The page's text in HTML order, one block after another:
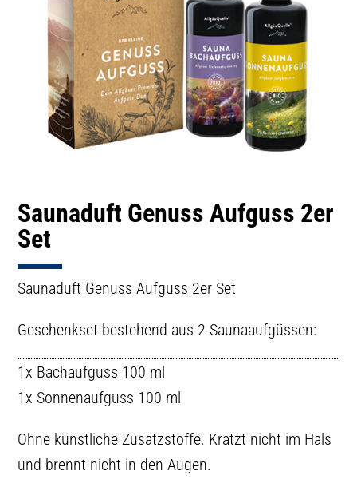
Saunaduft Genuss Aufguss 2er
Set
Saunaduft Genuss Aufguss 2er Set
Geschenkset bestehend aus 2 Saunaaufgüssen:
1x Bachaufguss 100 ml
1x Sonnenaufguss 100 ml
Ohne künstliche Zusatzstoffe. Kratzt nicht im Hals
und brennt nicht in den Augen.